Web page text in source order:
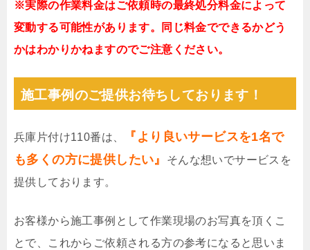
※実際の作業料金はご依頼時の最終処分料金によって
変動する可能性があります。同じ料金でできるかどう
かはわかりかねますのでご注意ください。
施工事例のご提供お待ちしております！
兵庫片付け110番は、
『より良いサービスを1名で
も多くの方に提供したい』
そんな想いでサービスを
提供しております。
お客様から施工事例として作業現場のお写真を頂くこ
とで、これからご依頼される方の参考になると思いま